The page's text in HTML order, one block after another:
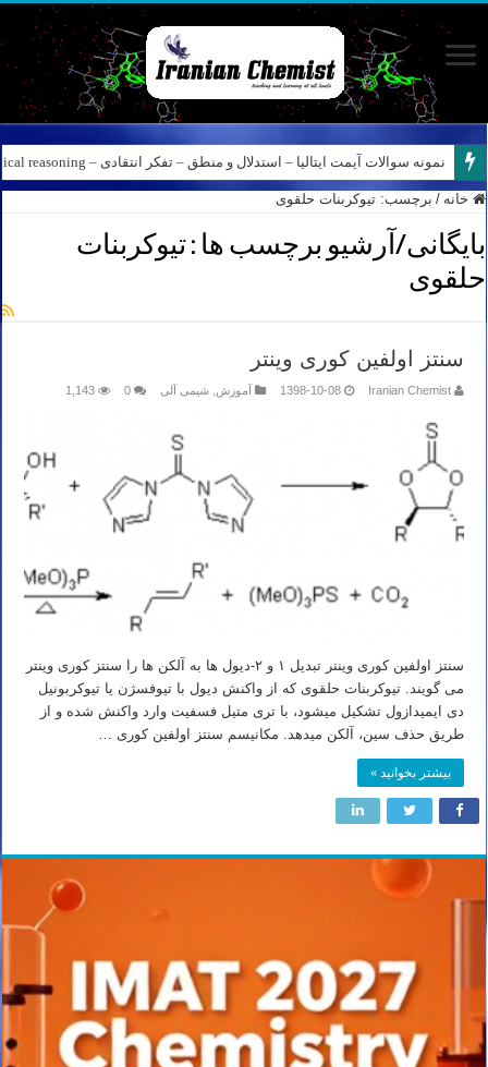
نمونه سوالات آیمت ایتالیا – استدلال و منطق – تفکر انتقادی – Logical reasoning – پارت ۸
خانه / برچسب: تیوکربنات حلقوی
بایگانی/آرشیو برچسب ها :تیوکربنات
حلقوی
سنتز اولفین کوری وینتر
Iranian Chemist
1398-10-08 آموزش شیمی آلی 0
1,143
سنتز اولفین کوری وینتر تبدیل ۱ و ۲-دیول ها به آلکن ها را سنتز کوری وینتر
می گویند. تیوکربنات حلقوی که از واکنش دیول با تیوفسژن یا تیوکربونیل
دی ایمیدازول تشکیل میشود، با تری متیل فسفیت وارد واکنش شده و از
طریق حذف سین، آلکن میدهد. مکانیسم سنتز اولفین کوری …
بیشتر بخوانید »